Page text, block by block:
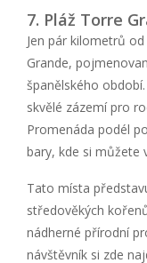
7. Pláž Torre
Jen pár kilometrů
Grande,
španělského
skvělé zázemí pro
Promenáda podél
bary, kde si můžete
Tato místa
středověkých
nádherné přírodní
návštěvník si zde